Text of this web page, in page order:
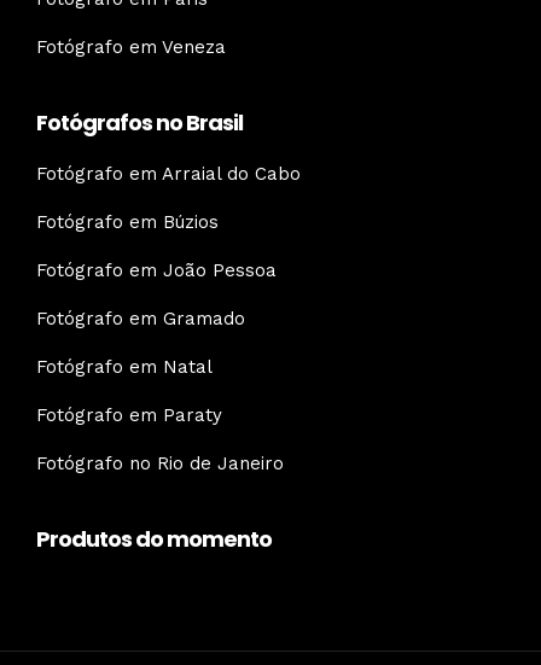
Fotógrafo em Veneza
Fotógrafos no Brasil
Fotógrafo em Arraial do Cabo
Fotógrafo em Búzios
Fotógrafo em João Pessoa
Fotógrafo em Gramado
Fotógrafo em Natal
Fotógrafo em Paraty
Fotógrafo no Rio de Janeiro
Produtos do momento